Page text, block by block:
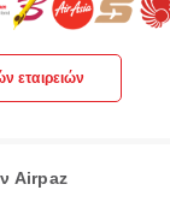
εταιρειών
Airpaz